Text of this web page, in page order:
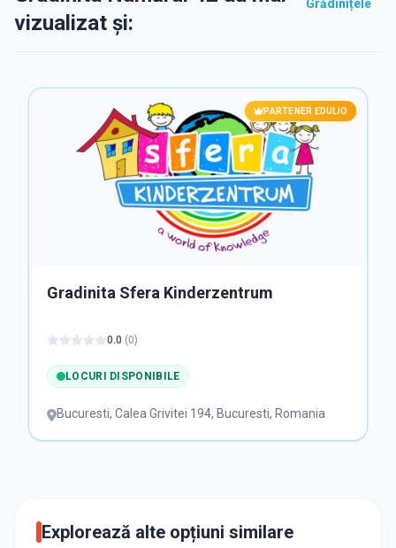
vizualizat și:
Grădinițele
PARTENER EDULIO
Gradinita Sfera Kinderzentrum
0.0 (0)
LOCURI DISPONIBILE
Bucuresti, Calea Grivitei 194, Bucuresti, Romania
Explorează alte opțiuni similare